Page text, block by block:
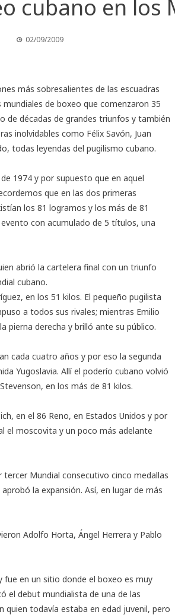
cubano en los
02/09/2009
más sobresalientes de las escuadras
de boxeo que comenzaron 35
de décadas de grandes triunfos y también
inolvidables como Félix Savón, Juan
todas leyendas del pugilismo cubano.
1974 y por supuesto que en aquel
que en las dos primeras
los 81 logramos y los más de 81
con acumulado de 5 títulos, una
abrió la cartelera final con un triunfo
cubano.
en los 51 kilos. El pequeño pugilista
a todos sus rivales; mientras Emilio
pierna derecha y brilló ante su público.
cada cuatro años y por eso la segunda
Yugoslavia. Allí el poderío cubano volvió
en los más de 81 kilos.
en el 86 Reno, en Estados Unidos y por
el moscovita y un poco más adelante
Mundial consecutivo cinco medallas
la expansión. Así, en lugar de más
Adolfo Horta, Ángel Herrera y Pablo
en un sitio donde el boxeo es muy
el debut mundialista de una de las
quien todavía estaba en edad juvenil, pero